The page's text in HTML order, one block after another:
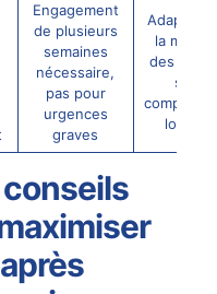
Engagement
de plusieurs
semaines
nécessaire,
pas pour
urgences
graves
Adapté
la
des
sans
lourdes